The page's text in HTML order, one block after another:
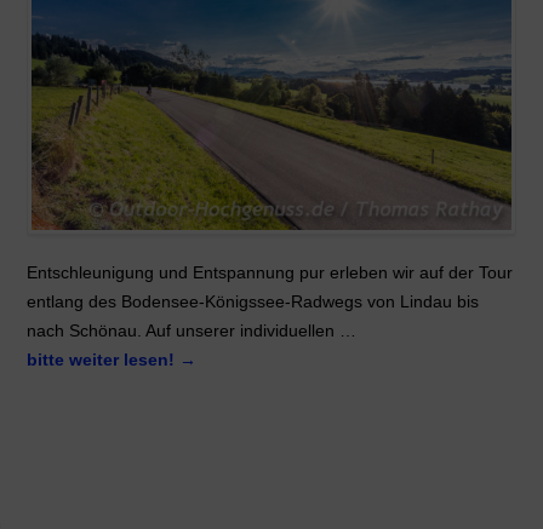
Entschleunigung und Entspannung pur erleben wir auf der Tour
entlang des Bodensee-Königssee-Radwegs von Lindau bis
nach Schönau. Auf unserer individuellen …
bitte weiter lesen! →